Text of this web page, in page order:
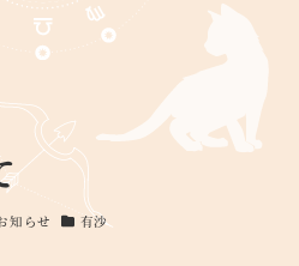
ゴリー
知らせ
カテゴリー
有沙